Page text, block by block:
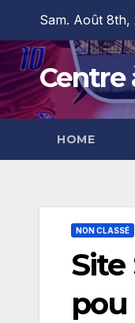
content
content
Sam. Août 8th,
Centre
HOME
NON CLASSÉ
Site
pou